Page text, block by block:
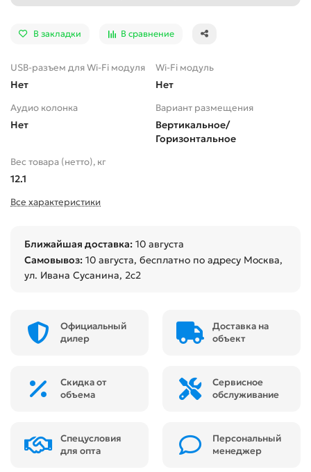
В закладки В сравнение
USB-разъем для Wi-Fi модуля
Нет
Wi-Fi модуль
Нет
Аудио колонка
Нет
Вариант размещения
Вертикальное/
Горизонтальное
Вес товара (нетто), кг
12.1
Все характеристики
Ближайшая доставка: 10 августа
Самовывоз: 10 августа, бесплатно по адресу Москва,
ул. Ивана Сусанина, 2с2
Официальный
дилер
Доставка на
объект
Скидка от
объема
Сервисное
обслуживание
Спецусловия
для опта
Персональный
менеджер